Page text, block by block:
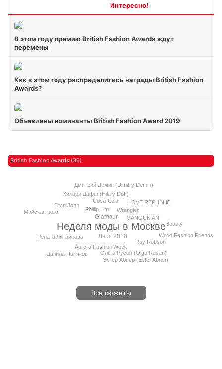
В этом году премию British Fashion Awards ждут
перемены
Как в этом году распределились награды British Fashion
Awards?
Объявлены номинанты British Fashion Award 2019
British Fashion Awards (39)
Неделя моды в Москве
Лето 2010
Glamour
Wrangler
Aurora Fashion Week
MANOUKIAN
Phillip Lim
Coca-Cola
Roy Robson
Ольга Русан (Olga Rusan)
Рената Литвинова
Эстер Абнер (Ester Abner)
Хилари Дафф (Hilary Duff)
LOVE REPUBLIC
Elton John
Майская роза
Дмитрий Демин (Dimitry Demin)
Данила Поляков
Beauty
World Fashion Friends
Все сюжеты